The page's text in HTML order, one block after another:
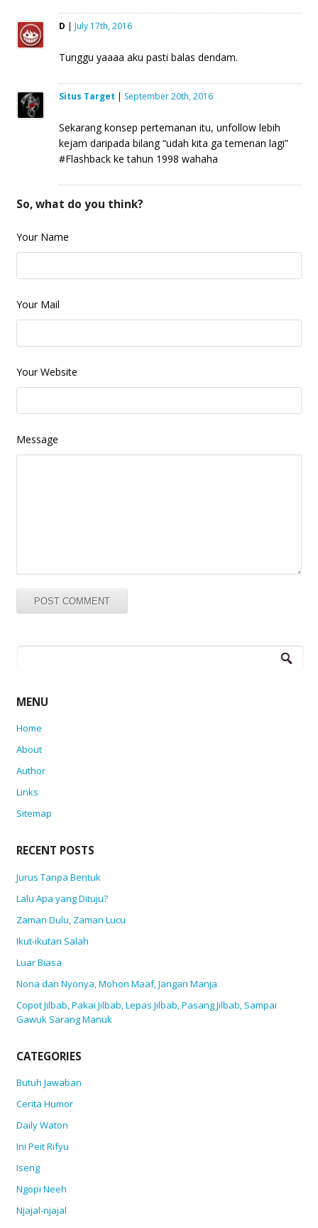
D | July 17th, 2016
Tunggu yaaaa aku pasti balas dendam.
Situs Target | September 20th, 2016
Sekarang konsep pertemanan itu, unfollow lebih
kejam daripada bilang “udah kita ga temenan lagi”
#Flashback ke tahun 1998 wahaha
So, what do you think?
Your Name
Your Mail
Your Website
Message
Search
MENU
Home
About
Author
Links
Sitemap
RECENT POSTS
Jurus Tanpa Bentuk
Lalu Apa yang Dituju?
Zaman Dulu, Zaman Lucu
Ikut-ikutan Salah
Luar Biasa
Nona dan Nyonya, Mohon Maaf, Jangan Manja
Copot Jilbab, Pakai Jilbab, Lepas Jilbab, Pasang Jilbab, Sampai
Gawuk Sarang Manuk
CATEGORIES
Butuh Jawaban
Cerita Humor
Daily Waton
Ini Peit Rifyu
Iseng
Ngopi Neeh
Njajal-njajal